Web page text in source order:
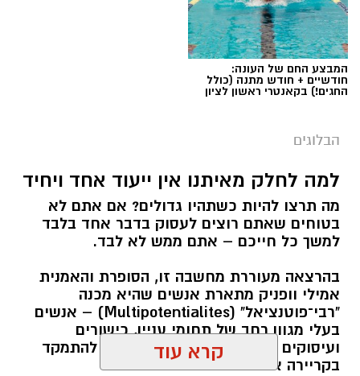
המבצע החם של העונה:
חודשיים + חודש מתנה (כולל
החגים!) בקאנטרי ראשון לציון
הבלוגים
למה לחלק מאיתנו אין ייעוד אחד ויחיד
מה תרצו להיות כשתהיו גדולים? אם אתם לא
בטוחים שאתם רוצים לעסוק בדבר אחד בלבד
למשך כל חייכם – אתם ממש לא לבד.
בהרצאה מעוררת מחשבה זו, הסופרת והאמנית
אמילי וופניק מתארת אנשים שהיא מכנה
"רבי־פוטנציאל" (Multipotentialites) – אנשים
בעלי מגוון רחב של תחומי עניין, כישורים
ועיסוקים שונים לאורך חייהם, במקום להתמקד
בקריירה אחת בלבד.
קרא עוד